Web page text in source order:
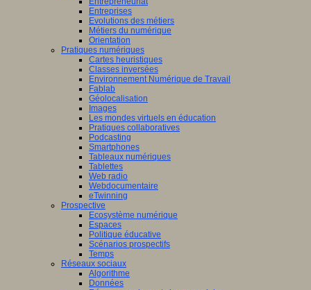
Entreprises
Evolutions des métiers
Métiers du numérique
Orientation
Pratiques numériques
Cartes heuristiques
Classes inversées
Environnement Numérique de Travail
Fablab
Géolocalisation
Images
Les mondes virtuels en éducation
Pratiques collaboratives
Podcasting
Smartphones
Tableaux numériques
Tablettes
Web radio
Webdocumentaire
eTwinning
Prospective
Ecosystème numérique
Espaces
Politique éducative
Scénarios prospectifs
Temps
Réseaux sociaux
Algorithme
Données